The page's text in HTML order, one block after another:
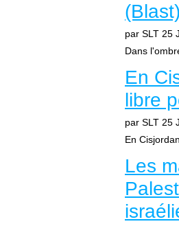
(Blast)
par SLT 25
Dans
En
libre
par SLT 25
En
Les